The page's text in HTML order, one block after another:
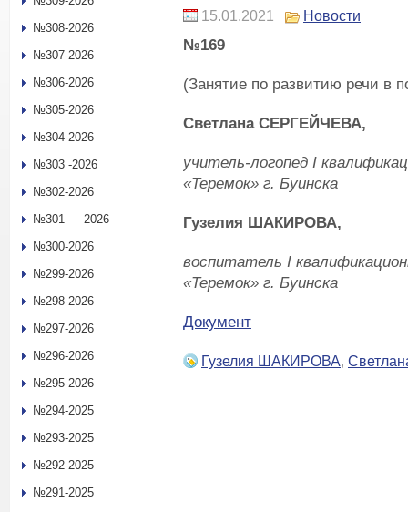
15.01.2021 Новости
№169
(Занятие по развитию речи в
Светлана СЕРГЕЙЧЕВА,
учитель-логопед I
«Теремок» г. Буинска
Гузелия ШАКИРОВА,
воспитатель I
«Теремок» г. Буинска
Документ
Гузелия ШАКИРОВА,
№308-2026
№307-2026
№306-2026
№305-2026
№304-2026
№303 -2026
№302-2026
№301 — 2026
№300-2026
№299-2026
№298-2026
№297-2026
№296-2026
№295-2026
№294-2025
№293-2025
№292-2025
№291-2025